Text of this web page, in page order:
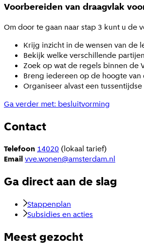
Voorbereiden van draagvlak
Om door te gaan naar stap 3 kunt u de
Krijg inzicht in de wensen van de
Bekijk welke verschillende
Zoek op wat de regels binnen de
Breng iedereen op de hoogte
Organiseer alvast een
Ga verder met: besluitvorming
Contact
Telefoon 14020 (lokaal tarief)
Emailvve.wonen@amsterdam.nl
Ga direct aan de slag
Stappenplan
Subsidies en acties
Meest gezocht